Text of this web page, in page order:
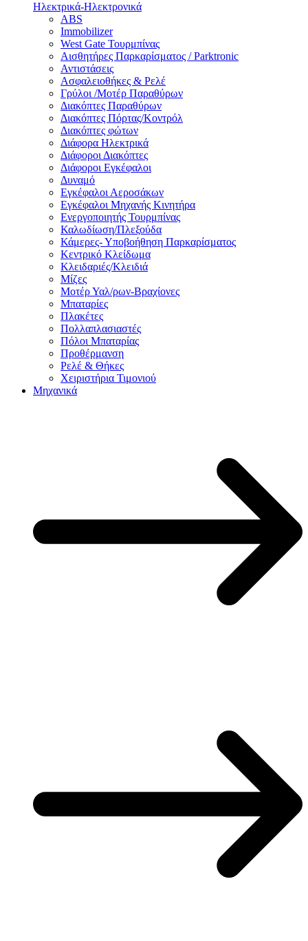
Ηλεκτρικά-Ηλεκτρονικά
ABS
Immobilizer
West Gate Τουρμπίνας
Αισθητήρες Παρκαρίσματος / Parktronic
Αντιστάσεις
Ασφαλειοθήκες & Ρελέ
Γρύλοι /Μοτέρ Παραθύρων
Διακόπτες Παραθύρων
Διακόπτες Πόρτας/Κοντρόλ
Διακόπτες φώτων
Διάφορα Ηλεκτρικά
Διάφοροι Διακόπτες
Διάφοροι Εγκέφαλοι
Δυναμό
Εγκέφαλοι Αεροσάκων
Εγκέφαλοι Μηχανής Κινητήρα
Ενεργοποιητής Τουρμπίνας
Καλωδίωση/Πλεξούδα
Κάμερες- Υποβοήθηση Παρκαρίσματος
Κεντρικό Κλείδωμα
Κλειδαριές/Κλειδιά
Μίζες
Μοτέρ Υαλ/ρων-Βραχίονες
Μπαταρίες
Πλακέτες
Πολλαπλασιαστές
Πόλοι Μπαταρίας
Προθέρμανση
Ρελέ & Θήκες
Χειριστήρια Τιμονιού
Μηχανικά